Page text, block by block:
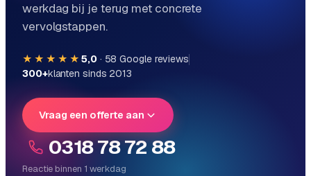
werkdag bij je terug met concrete
vervolgstappen.
★★★★★ 5,0· 58 Google reviews
300+klanten sinds 2013
Vraag een offerte aan
0318 78 72 88
Reactie binnen 1 werkdag